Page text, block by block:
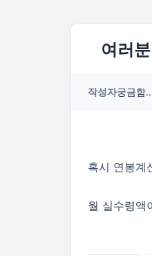
여러
작성자궁금함
혹시 연봉계
월 실수령액